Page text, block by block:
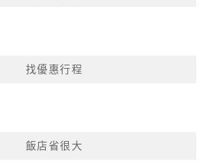
找優惠行程
飯店省很大